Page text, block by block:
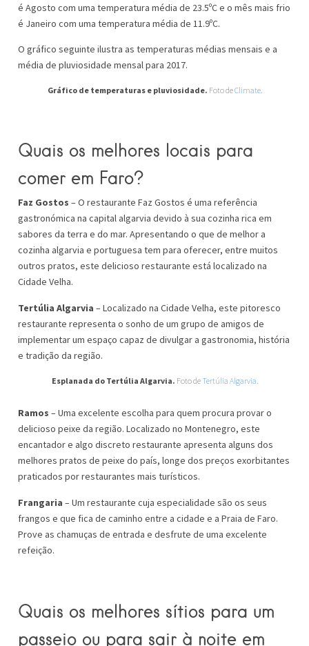
é Agosto com uma temperatura média de 23.5ºC e o mês mais frio
é Janeiro com uma temperatura média de 11.9ºC.
O gráfico seguinte ilustra as temperaturas médias mensais e a
média de pluviosidade mensal para 2017.
Gráfico de temperaturas e pluviosidade. Foto deClimate.
Quais os melhores locais para
comer em Faro?
Faz Gostos – O restaurante Faz Gostos é uma referência
gastronómica na capital algarvia devido à sua cozinha rica em
sabores da terra e do mar. Apresentando o que de melhor a
cozinha algarvia e portuguesa tem para oferecer, entre muitos
outros pratos, este delicioso restaurante está localizado na
Cidade Velha.
Tertúlia Algarvia – Localizado na Cidade Velha, este pitoresco
restaurante representa o sonho de um grupo de amigos de
implementar um espaço capaz de divulgar a gastronomia, história
e tradição da região.
Esplanada do Tertúlia Algarvia. Foto de Tertúlia Algarvia.
Ramos – Uma excelente escolha para quem procura provar o
delicioso peixe da região. Localizado no Montenegro, este
encantador e algo discreto restaurante apresenta alguns dos
melhores pratos de peixe do país, longe dos preços exorbitantes
praticados por restaurantes mais turísticos.
Frangaria – Um restaurante cuja especialidade são os seus
frangos e que fica de caminho entre a cidade e a Praia de Faro.
Prove as chamuças de entrada e desfrute de uma excelente
refeição.
Quais os melhores sítios para um
passeio ou para sair à noite em